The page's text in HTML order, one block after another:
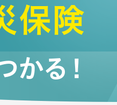
保険
かる！